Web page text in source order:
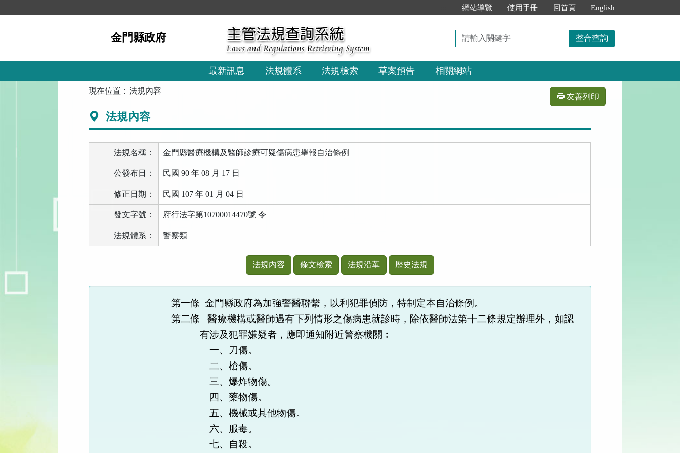
到
網站導覽 使用手冊 回首頁 English
金門縣政府
請
輸
入
關
鍵
整合查詢
最新訊息 法規體系 法規檢索 草案預告 相關網站
現在位置：法規內容
友善列印
法規內容
法規名稱： 金門縣醫療機構及醫師診療可疑傷病患舉報自治條例
公發布日： 民國 90 年 08 月 17 日
修正日期： 民國 107 年 01 月 04 日
發文字號： 府行法字第10700014470號 令
法規體系： 警察類
功
法規內容 條文檢索 法規沿革 歷史法規
第一條 金門縣政府為加強警醫聯繫，以利犯罪偵防，特制定本自治條例。
第二條
醫療機構或醫師遇有下列情形之傷病患就診時，除依醫師法第十二條規定辦理外，如認
有涉及犯罪嫌疑者，應即通知附近警察機關︰
一、刀傷。
二、槍傷。
三、爆炸物傷。
四、藥物傷。
五、機械或其他物傷。
六、服毒。
七、自殺。